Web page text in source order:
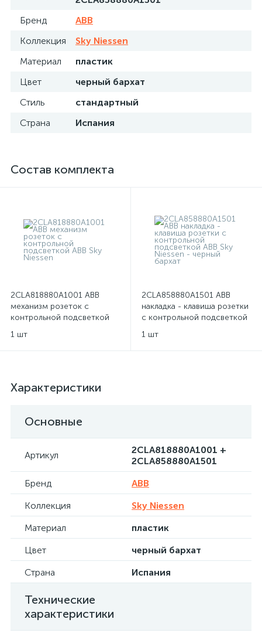
Бренд
ABB
Коллекция
Sky Niessen
Материал
пластик
Цвет
черный бархат
Стиль
стандартный
Страна
Испания
Состав комплекта
2CLA818880A1001 ABB
механизм розеток с
контрольной подсветкой
1 шт
2CLA858880A1501 ABB
накладка - клавиша розетки
с контрольной подсветкой
бархат
1 шт
Характеристики
Основные
Артикул
2CLA818880A1001 +
2CLA858880A1501
Бренд
ABB
Коллекция
Sky Niessen
Материал
пластик
Цвет
черный бархат
Страна
Испания
Технические
характеристики